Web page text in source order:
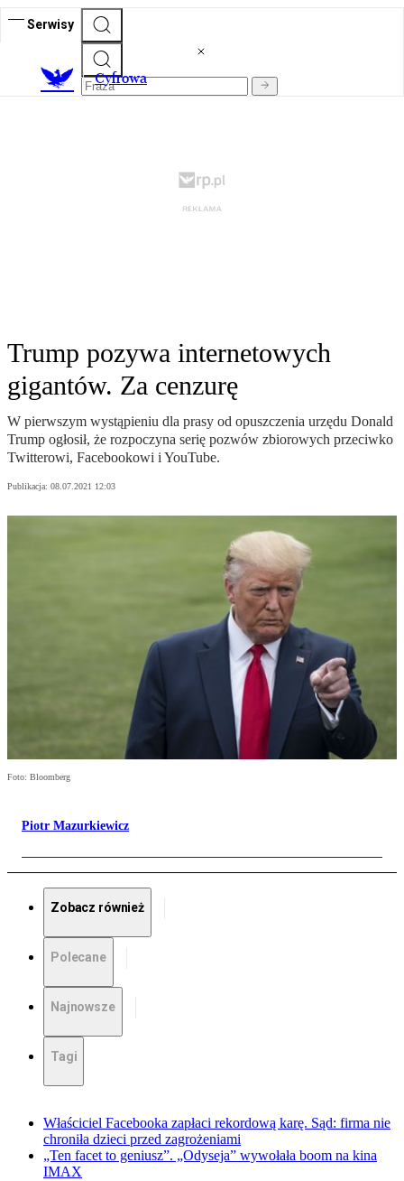
Serwisy
Cyfrowa
Trump pozywa internetowych
gigantów. Za cenzurę
W pierwszym wystąpieniu dla prasy od opuszczenia urzędu Donald
Trump ogłosił, że rozpoczyna serię pozwów zbiorowych przeciwko
Twitterowi, Facebookowi i YouTube.
Publikacja: 08.07.2021 12:03
Foto: Bloomberg
Piotr Mazurkiewicz
Zobacz również
Polecane
Najnowsze
Tagi
Właściciel Facebooka zapłaci rekordową karę. Sąd: firma nie
chroniła dzieci przed zagrożeniami
„Ten facet to geniusz”. „Odyseja” wywołała boom na kina
IMAX